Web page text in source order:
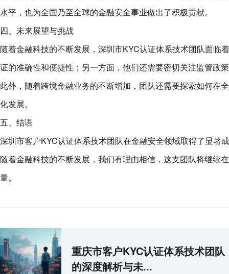
水平，也为全国乃至全球的金融安全事业做出了积极贡献。
四、未来展望与挑战
随着金融科技的不断发展，深圳市KYC认证体系技术团队面临
证的准确性和便捷性；另一方面，他们还需要密切关注监管政
此外，随着跨境金融业务的不断增加，团队还需要探索如何在
化发展。
五、结语
深圳市客户KYC认证体系技术团队在金融安全领域取得了显著
随着金融科技的不断发展，我们有理由相信，这支团队将继续
量。
重庆市客户KYC认证体系技术团队
的深度解析与未...